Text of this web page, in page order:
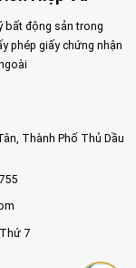
bất động sản trong
phép giấy chứng nhận
Thành Phố Thủ Dầu
7